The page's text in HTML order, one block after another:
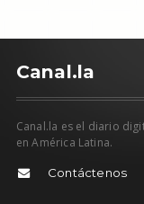
Canal.la
Canal.la es el diario
en América Latina.
Contáctenos